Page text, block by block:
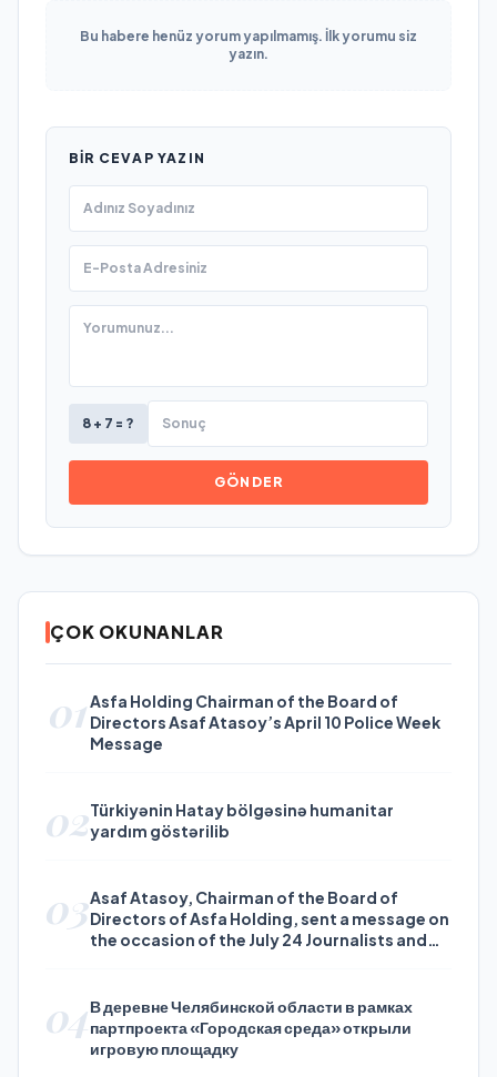
Bu habere henüz yorum yapılmamış. İlk yorumu siz
yazın.
BIR CEVAP YAZIN
8 + 7 = ?
GÖNDER
ÇOK OKUNANLAR
01 Asfa Holding Chairman of the Board of
Directors Asaf Atasoy’s April 10 Police Week
Message
02Türkiyənin Hatay bölgəsinə humanitar
yardım göstərilib
03Asaf Atasoy, Chairman of the Board of
Directors of Asfa Holding, sent a message on
the occasion of the July 24 Journalists and
04В деревне Челябинской области в рамках
партпроекта «Городская среда» открыли
игровую площадку